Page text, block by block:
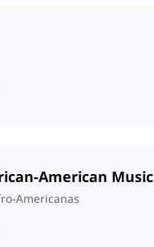
American Music
Americanas